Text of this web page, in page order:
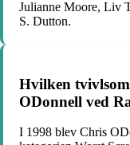
Julianne Moore, Liv
S. Dutton.
Hvilken
ODonnell ved
I 1998 blev Chris